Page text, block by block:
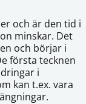
och är den tid i
minskar. Det
och börjar i
första tecknen
i
kan t.ex. vara